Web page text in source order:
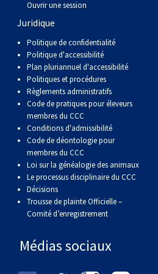
Berger anglais
Berger polonais de plaine
Berger portugais
Schapendoes néerlandais
Berger Shetland
Chien d’eau espagnol
Vallhund suédois
Chien Ibizan
Lévrier irlandais
Norrbottenspets
Elkhound norvégien
Lundehund norvégien
Otterhound
Petit basset griffon vendéen
Pharaoh Hound
Terrier tibétain
Xoloitzcuintli (moyen)
Xoloïtzcuintli (standard)
Setter irlandais
Épagneul cocker américain
Épagneul d’eau américain
Épagneul bleu de Picardie
Épagneul breton
Épagneul Clumber
Épagneul cocker anglais
Épagneul springer anglais
Terrier de Norwich
Terrier du révérend Russell
Terrier chasseur de rat
Terrier Russell
Schnauzer (nain)
Terrier écossais
Terrier Sealyham
Terrier Skye
Caniche (nain)
Carlin
Petit chien russe
Terrier à poil soyeux
Fox terrier miniature
Terrier de Manchester nain
Xoloitzcuintli (nain)
Terrier du Yorkshire
Grand bouvier suisse
Chien du Groenland
Hovawart
Chien d’ours de Carélie
Komondor
Kuvasz
Leonberger
Mastiff
Top Dogs
Ouvrir une session
Juridique
Politique de confidentialité
Politique d'accessibilité
Plan pluriannuel d'accessibilité
Politiques et procédures
Règlements administratifs
Code de pratiques pour éleveurs
membres du CCC
Conditions d'admissibilité
Code de déontologie pour
membres du CCC
Loi sur la généalogie des animaux
Le processus disciplinaire du CCC
Décisions
Trousse de plainte Officielle –
Comité d’enregistrement
Médias sociaux